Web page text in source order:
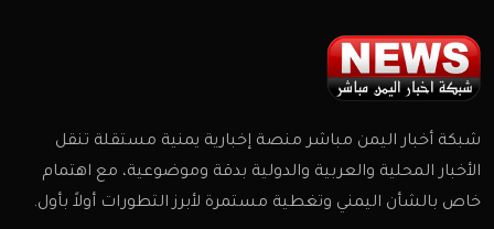
شبكة أخبار اليمن مباشر منصة إخبارية يمنية مستقلة تنقل
الأخبار المحلية والعربية والدولية بدقة وموضوعية، مع اهتمام
خاص بالشأن اليمني وتغطية مستمرة لأبرز التطورات أولاً بأول.